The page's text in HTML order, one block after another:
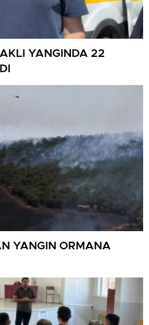
YANGINDA 22
YANGIN ORMANA